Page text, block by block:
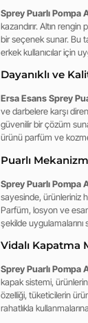
Sprey Puarlı Pompa
kazandırır. Altın
bir seçenek sunar. Bu
erkek kullanıcılar için
Dayanıklı ve
Ersa Esans Sprey
ve darbelere karşı
güvenilir bir çözüm
ürünü parfüm ve
Puarlı
Sprey Puarlı Pompa
sayesinde, ürünleriniz
Parfüm, losyon ve
şekilde
Vidalı Kapatma
Sprey Puarlı Pompa
kapak sistemi,
özelliği, tüketicilerin
rahatlıkla